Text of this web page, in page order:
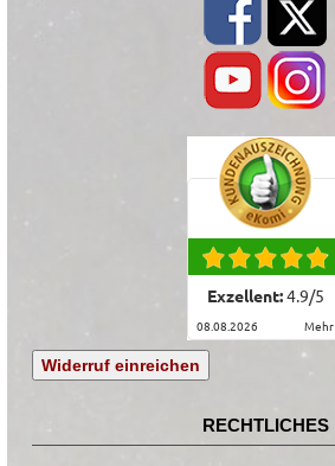
Exzellent:4.9/5
08.08.2026 mehr
Widerruf einreichen
RECHTLICHES